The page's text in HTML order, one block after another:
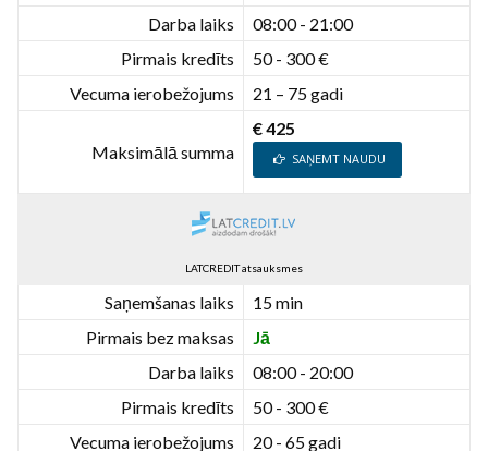
Darba laiks
08:00 - 21:00
Pirmais kredīts
50 - 300 €
Vecuma ierobežojums
21 – 75 gadi
Maksimālā summa
€ 425
SAŅEMT NAUDU
LATCREDIT atsauksmes
Saņemšanas laiks
15 min
Pirmais bez maksas
Jā
Darba laiks
08:00 - 20:00
Pirmais kredīts
50 - 300 €
Vecuma ierobežojums
20 - 65 gadi